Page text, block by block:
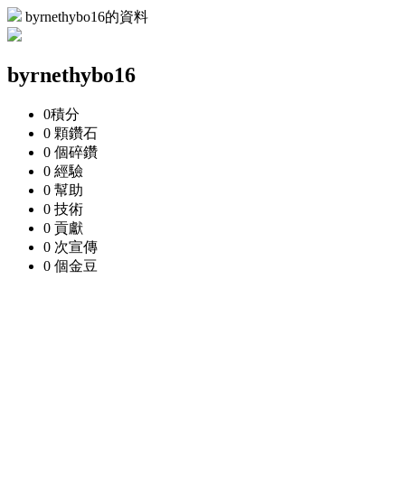
byrnethybo16的資料
byrnethybo16
0積分
0 顆鑽石
0 個碎鑽
0 經驗
0 幫助
0 技術
0 貢獻
0 次宣傳
0 個金豆